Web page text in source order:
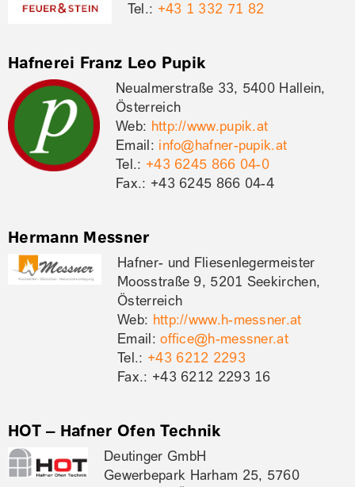
Tel.: +43 1 332 71 82
Hafnerei Franz Leo Pupik
Neualmerstraße 33, 5400 Hallein,
Österreich
Web: http://www.pupik.at
Email: info@hafner-pupik.at
Tel.: +43 6245 866 04-0
Fax.: +43 6245 866 04-4
Hermann Messner
Hafner- und Fliesenlegermeister
Moosstraße 9, 5201 Seekirchen,
Österreich
Web: http://www.h-messner.at
Email:office@h-messner.at
Tel.: +43 6212 2293
Fax.: +43 6212 2293 16
HOT – Hafner Ofen Technik
Deutinger GmbH
Gewerbepark Harham 25, 5760